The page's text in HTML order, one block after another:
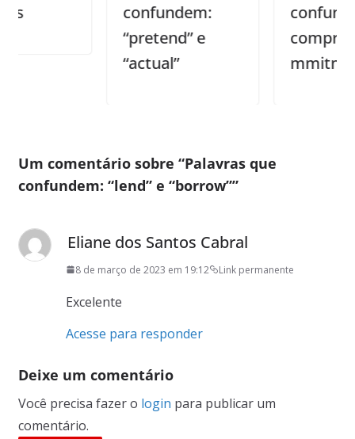
confundem:
“pretend” e
“actual”
confundem:
compromise/
mmitment
Um comentário sobre “Palavras que
confundem: “lend” e “borrow””
Eliane dos Santos Cabral
8 de março de 2023 em 19:12 Link permanente
Excelente
Acesse para responder
Deixe um comentário
Você precisa fazer o login para publicar um
comentário.